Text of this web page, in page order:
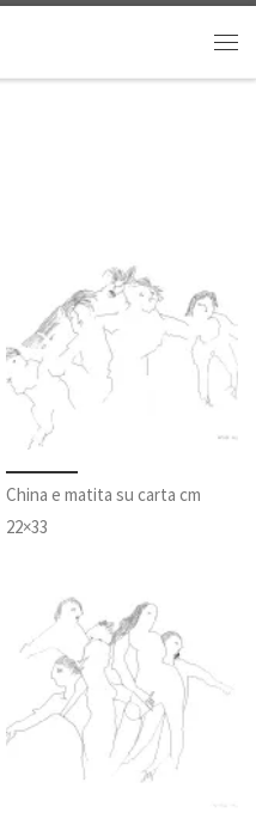
China e matita su carta cm
22×33